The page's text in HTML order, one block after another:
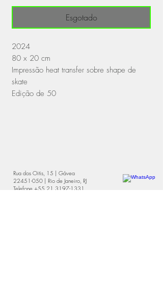
Esgotado
2024
80 x 20 cm
Impressão heat transfer sobre shape de
skate
Edição de 50
Rua dos Oitis, 15 | Gávea
22451-050 | Rio de Janeiro, RJ
Telefone +55 21 3197-1331